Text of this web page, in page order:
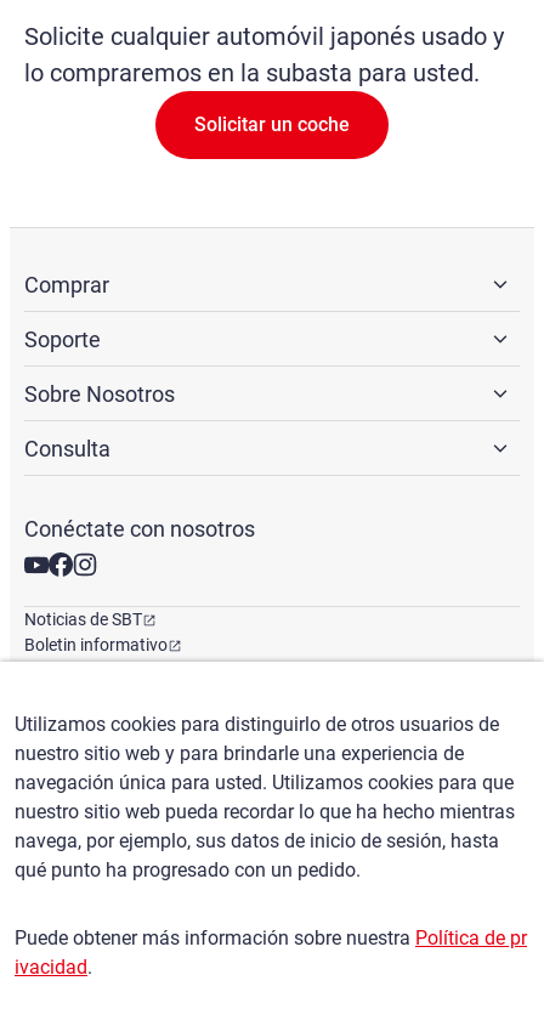
Solicite cualquier automóvil japonés usado y
lo compraremos en la subasta para usted.
Solicitar un coche
Comprar
Soporte
Sobre Nosotros
Consulta
Conéctate con nosotros
Noticias de SBT
Boletin informativo
Español / ($) USD
política de privacidad
Política de reclamaciones
Política básica contra las fuerzas antisociales
Utilizamos cookies para distinguirlo de otros usuarios de
nuestro sitio web y para brindarle una experiencia de
navegación única para usted. Utilizamos cookies para que
nuestro sitio web pueda recordar lo que ha hecho mientras
navega, por ejemplo, sus datos de inicio de sesión, hasta
qué punto ha progresado con un pedido.
Puede obtener más información sobre nuestra Política de pr
ivacidad.